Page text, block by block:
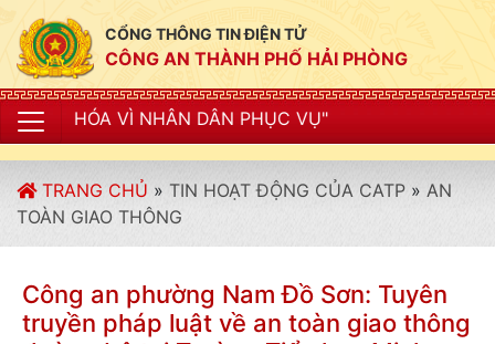
CỔNG THÔNG TIN ĐIỆN TỬ
CÔNG AN THÀNH PHỐ HẢI PHÒNG
DÂN PHỤC VỤ"
TRANG CHỦ » TIN HOẠT ĐỘNG CỦA CATP » AN
TOÀN GIAO THÔNG
Công an phường Nam Đồ Sơn: Tuyên
truyền pháp luật về an toàn giao thông